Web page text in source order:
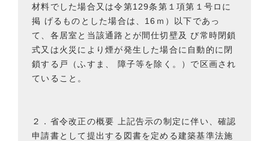
材料でした場合又は令第129条第１項第１号ロに
掲 げるものとした場合は、16ｍ）以下であっ
て、各居室と当該通路とが間仕切壁及 び常時閉鎖
式又は火災により煙が発生した場合に自動的に閉
鎖する戸（ふすま、 障子等を除く。）で区画され
ていること。
２．省令改正の概要 上記告示の制定に伴い、確認
申請書として提出する図書を定める建築基準法施